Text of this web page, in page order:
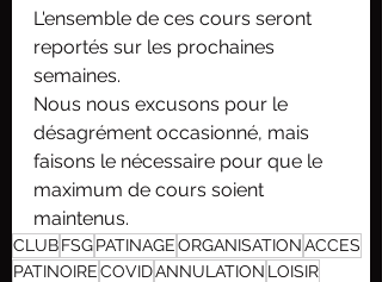
L'ensemble de ces cours seront
reportés sur les prochaines
semaines.
Nous nous excusons pour le
désagrément occasionné, mais
faisons le nécessaire pour que le
maximum de cours soient
maintenus.
CLUBFSGPATINAGEORGANISATIONACCES
PATINOIRECOVIDANNULATION LOISIR